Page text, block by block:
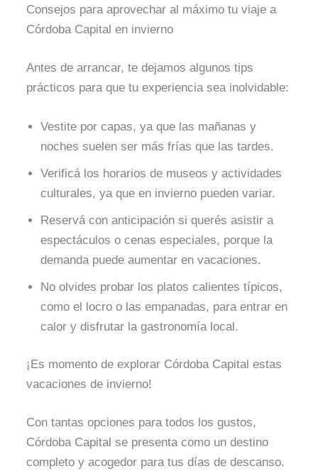
Consejos para aprovechar al máximo tu viaje a
Córdoba Capital en invierno
Antes de arrancar, te dejamos algunos tips
prácticos para que tu experiencia sea inolvidable:
Vestite por capas, ya que las mañanas y
noches suelen ser más frías que las tardes.
Verificá los horarios de museos y actividades
culturales, ya que en invierno pueden variar.
Reservá con anticipación si querés asistir a
espectáculos o cenas especiales, porque la
demanda puede aumentar en vacaciones.
No olvides probar los platos calientes típicos,
como el locro o las empanadas, para entrar en
calor y disfrutar la gastronomía local.
¡Es momento de explorar Córdoba Capital estas
vacaciones de invierno!
Con tantas opciones para todos los gustos,
Córdoba Capital se presenta como un destino
completo y acogedor para tus días de descanso.